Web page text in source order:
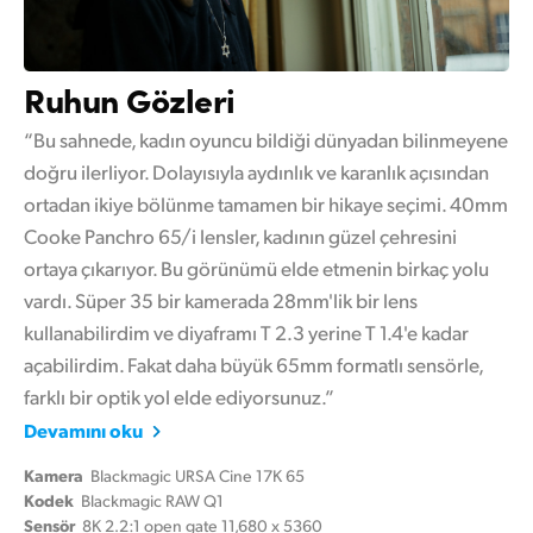
Ruhun Gözleri
“Bu sahnede, kadın oyuncu bildiği dünyadan bilinmeyene
doğru ilerliyor. Dolayısıyla aydınlık ve karanlık açısından
ortadan ikiye bölünme tamamen bir hikaye seçimi. 40mm
Cooke Panchro 65/i lensler, kadının güzel çehresini
ortaya çıkarıyor. Bu görünümü elde etmenin birkaç yolu
vardı. Süper 35 bir kamerada 28mm'lik bir lens
kullanabilirdim ve diyaframı T 2.3 yerine T 1.4'e kadar
açabilirdim. Fakat daha büyük 65mm formatlı sensörle,
farklı bir optik yol elde ediyorsunuz.”
Devamını oku
Kamera Blackmagic URSA Cine 17K 65
Kodek Blackmagic RAW Q1
Sensör 8K 2.2:1 open gate 11,680 x 5360